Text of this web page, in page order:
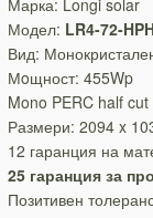
Модел: LR4-72-
Вид:
Мoщност: 455Wp
Mono PERC half cut
Размери: 2094 x
12 гаранция на
25 гаранция за
Позитивен